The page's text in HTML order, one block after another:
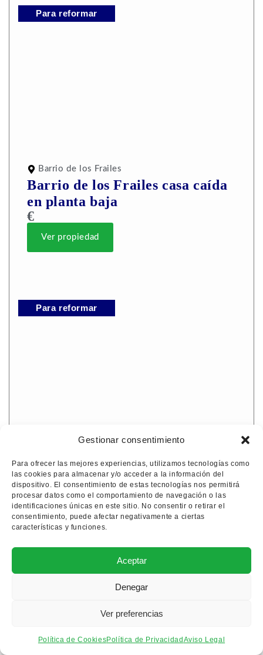
Gestionar consentimiento
Para ofrecer las mejores experiencias, utilizamos tecnologías como
las cookies para almacenar y/o acceder a la información del
dispositivo. El consentimiento de estas tecnologías nos permitirá
procesar datos como el comportamiento de navegación o las
identificaciones únicas en este sitio. No consentir o retirar el
consentimiento, puede afectar negativamente a ciertas
características y funciones.
Aceptar
Denegar
Ver preferencias
Política de CookiesPolítica de Privacidad Aviso Legal
Para reformar
Barrio de los Frailes
Barrio de los Frailes casa caída
en planta baja
€
Ver propiedad
Para reformar
Amor de Dios
Amor de Dios bloque para
reformar
49.000€
Ver propiedad